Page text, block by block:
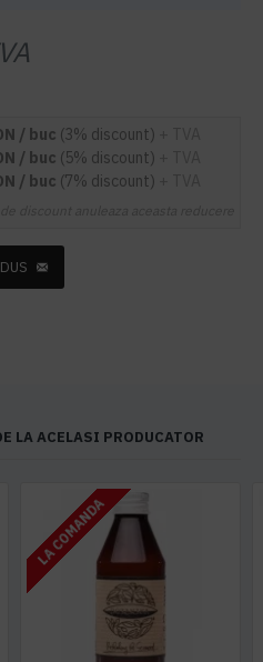
/ buc (3% discount)
/ buc (5% discount)
/ buc (7% discount)
LA ACELASI PRODUCATOR
LA COMANDA